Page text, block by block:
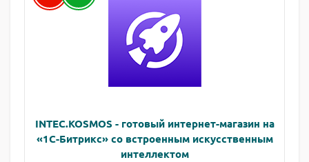
INTEC.KOSMOS - готовый интернет-магазин на
«1С-Битрикс» со встроенным искусственным
интеллектом